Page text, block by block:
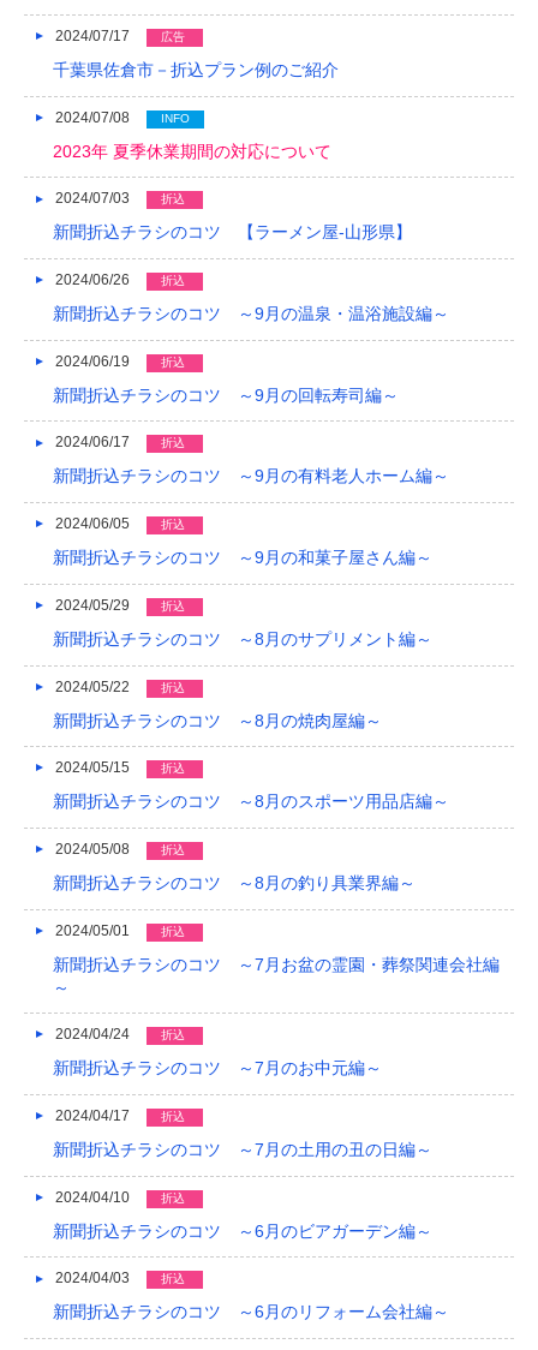
2024/07/17 広告
千葉県佐倉市－折込プラン例のご紹介
2024/07/08 INFO
2023年 夏季休業期間の対応について
2024/07/03 折込
新聞折込チラシのコツ 【ラーメン屋-山形県】
2024/06/26 折込
新聞折込チラシのコツ ～9月の温泉・温浴施設編～
2024/06/19 折込
新聞折込チラシのコツ ～9月の回転寿司編～
2024/06/17 折込
新聞折込チラシのコツ ～9月の有料老人ホーム編～
2024/06/05 折込
新聞折込チラシのコツ ～9月の和菓子屋さん編～
2024/05/29 折込
新聞折込チラシのコツ ～8月のサプリメント編～
2024/05/22 折込
新聞折込チラシのコツ ～8月の焼肉屋編～
2024/05/15 折込
新聞折込チラシのコツ ～8月のスポーツ用品店編～
2024/05/08 折込
新聞折込チラシのコツ ～8月の釣り具業界編～
2024/05/01 折込
新聞折込チラシのコツ ～7月お盆の霊園・葬祭関連会社編
～
2024/04/24 折込
新聞折込チラシのコツ ～7月のお中元編～
2024/04/17 折込
新聞折込チラシのコツ ～7月の土用の丑の日編～
2024/04/10 折込
新聞折込チラシのコツ ～6月のビアガーデン編～
2024/04/03 折込
新聞折込チラシのコツ ～6月のリフォーム会社編～